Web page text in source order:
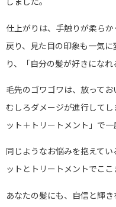
仕上がりは、手触りが柔ら
戻り、見た目の印象も一気
り、「自分の髪が好きにな
毛先のゴワゴワは、放ってお
むしろダメージが進行して
ット＋トリートメント」で一
同じようなお悩みを抱えて
ットとトリートメントでここ
あなたの髪にも、自信と輝き